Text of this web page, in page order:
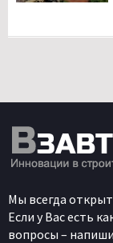
Мы всегда
Если у Вас есть
вопросы –